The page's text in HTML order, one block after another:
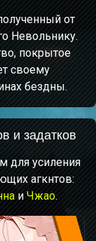
от
Невольнику.
покрытое
своему
бездны.
и задатков
для усиления
агкнтов:
и Чжао.